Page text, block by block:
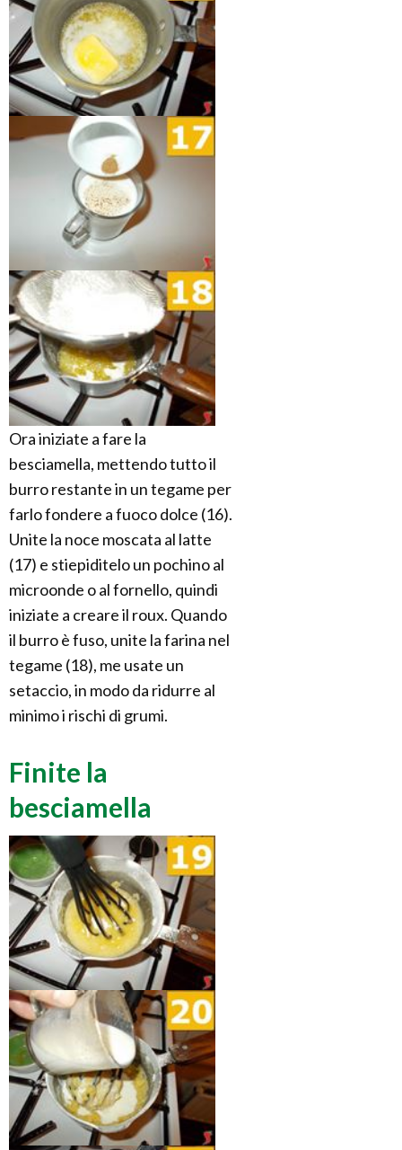
Ora iniziate a fare la
besciamella, mettendo tutto il
burro restante in un tegame per
farlo fondere a fuoco dolce (16).
Unite la noce moscata al latte
(17) e stiepiditelo un pochino al
microonde o al fornello, quindi
iniziate a creare il roux. Quando
il burro è fuso, unite la farina nel
tegame (18), me usate un
setaccio, in modo da ridurre al
minimo i rischi di grumi.
Finite la
besciamella